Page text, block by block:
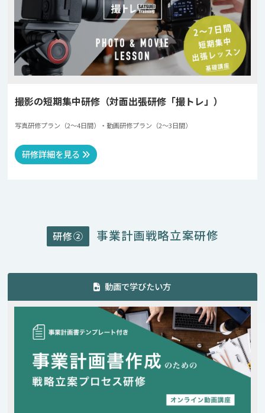
撮影の短期集中研修（対面出張研修「撮トレ」）
写真研修プラン（2〜4日間）・動画研修プラン（2〜3日間）
研修詳細を見る
研修② 事業計画戦略立案研修
動画で学びたい方